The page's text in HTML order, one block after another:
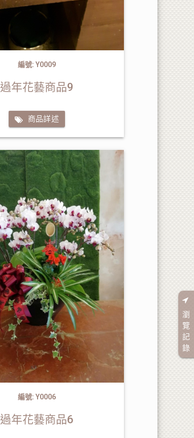
編號: Y0009
過年花藝商品9
商品詳述
編號: Y0006
過年花藝商品6
瀏
覽
記
錄